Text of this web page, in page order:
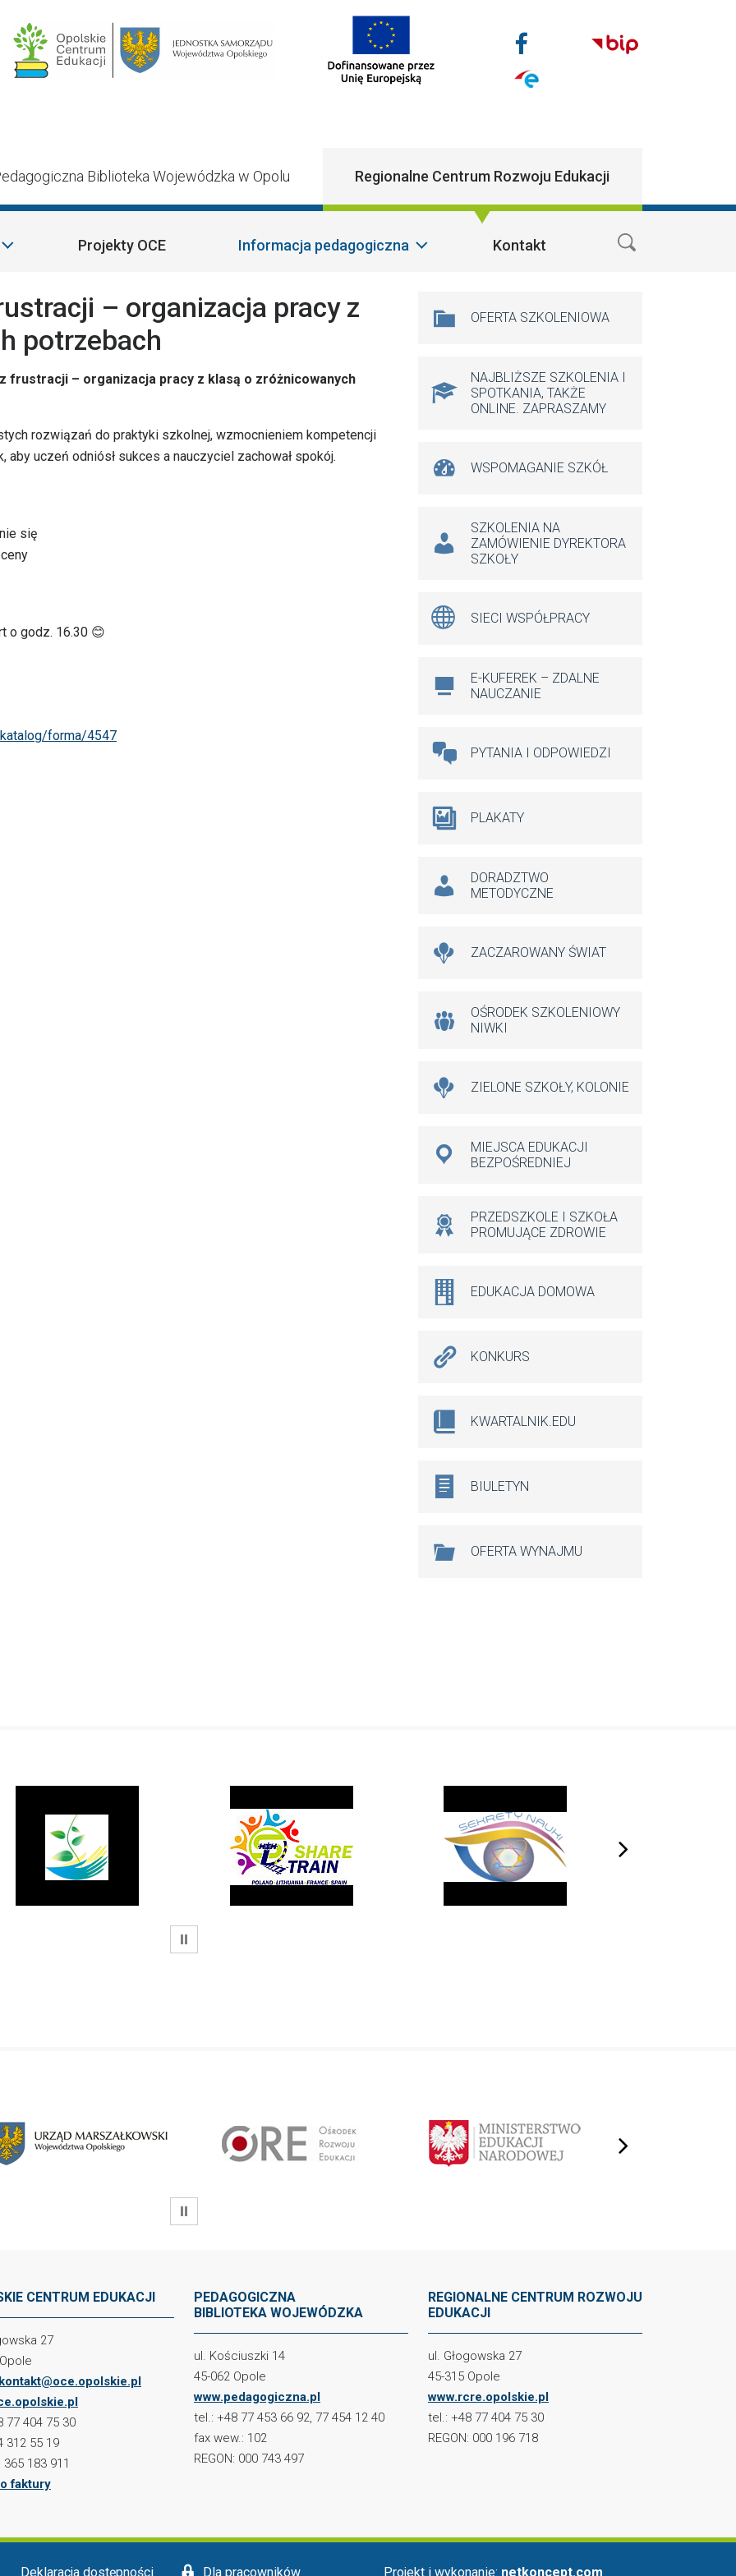
Nasze media
Facebook
Biblioteka Wojewódzka w Opolu Regionalne Centrum Rozwoju Edukacji
Projekty OCE Informacja pedagogiczna Kontakt
– organizacja pracy z
potrzebach
frustracji – organizacja pracy z klasą o zróżnicowanych
rozwiązań do praktyki szkolnej, wzmocnieniem kompetencji
uczeń odniósł sukces a nauczyciel zachował spokój.
się
o godz. 16.30 😊
forma/4547
Na skróty
OFERTA SZKOLENIOWA
NAJBLIŻSZE SZKOLENIA I
SPOTKANIA, TAKŻE
ONLINE. ZAPRASZAMY
WSPOMAGANIE SZKÓŁ
SZKOLENIA NA
ZAMÓWIENIE DYREKTORA
SZKOŁY
SIECI WSPÓŁPRACY
E-KUFEREK – ZDALNE
NAUCZANIE
PYTANIA I ODPOWIEDZI
PLAKATY
DORADZTWO
METODYCZNE
ZACZAROWANY ŚWIAT
OŚRODEK SZKOLENIOWY
NIWKI
ZIELONE SZKOŁY, KOLONIE
MIEJSCA EDUKACJI
BEZPOŚREDNIEJ
PRZEDSZKOLE I SZKOŁA
PROMUJĄCE ZDROWIE
EDUKACJA DOMOWA
KONKURS
KWARTALNIK.EDU
BIULETYN
OFERTA WYNAJMU
next
WSTRZYMAJ
next
WSTRZYMAJ
CENTRUM EDUKACJI
27
kontakt@oce.opolskie.pl
77 404 75 30
312 55 19
365 183 911
faktury
PEDAGOGICZNA
BIBLIOTEKA WOJEWÓDZKA
ul. Kościuszki 14
45-062 Opole
www.pedagogiczna.pl
tel.: +48 77 453 66 92, 77 454 12 40
fax wew.: 102
REGON: 000 743 497
REGIONALNE CENTRUM ROZWOJU
EDUKACJI
ul. Głogowska 27
45-315 Opole
www.rcre.opolskie.pl
tel.: +48 77 404 75 30
REGON: 000 196 718
Deklaracja dostępności Dla pracowników Projekt i wykonanie: netkoncept.com